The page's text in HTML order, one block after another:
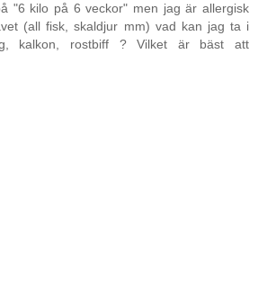
"6 kilo på 6 veckor" men jag är allergisk
(all fisk, skaldjur mm) vad kan jag ta i
kalkon, rostbiff ? Vilket är bäst att